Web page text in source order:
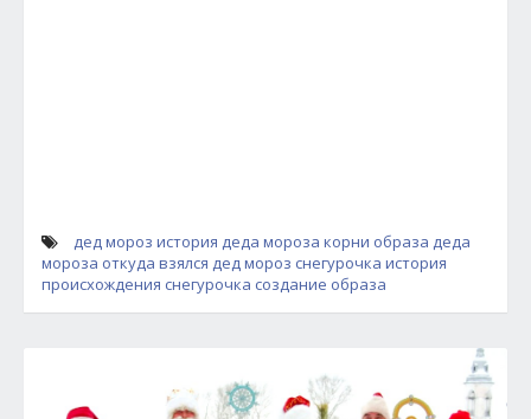
дед мороз история деда мороза корни образа деда
мороза откуда взялся дед мороз снегурочка история
происхождения снегурочка создание образа